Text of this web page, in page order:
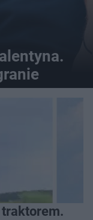
traktorem.